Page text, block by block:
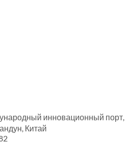
инновационный порт,
Китай